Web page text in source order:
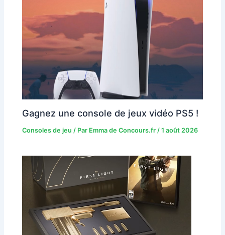
Gagnez une console de jeux vidéo PS5 !
Consoles de jeu / Par Emma de Concours.fr/1 août 2026